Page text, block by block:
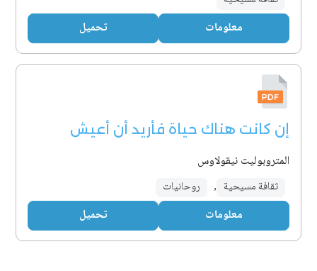
معلومات تحميل
إن كانت هناك حياة فأريد أن أعيش
المتروبوليت نيقولاوس
ثقافة مسيحية , روحانيات
معلومات تحميل